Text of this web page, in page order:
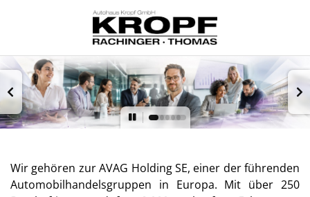
Wir gehören zur AVAG Holding SE, einer der führenden
Automobilhandelsgruppen in Europa. Mit über 250